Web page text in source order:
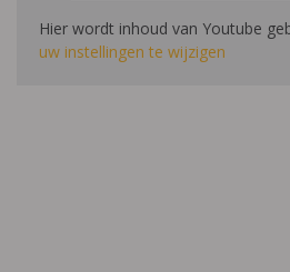
Hier wordt inhoud van Youtube
uw instellingen te wijzigen